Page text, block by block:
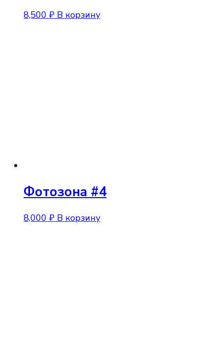
8,500 ₽ В корзину
Фотозона #4
8,000 ₽ В корзину